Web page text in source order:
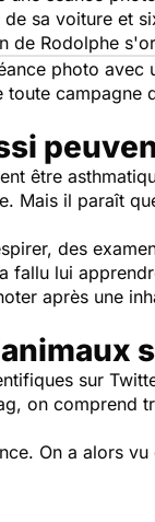
sa voiture et
de Rodolphe
photo
être
Mais il paraît
des
fallu lui
après une
sur
on comprend
On a alors